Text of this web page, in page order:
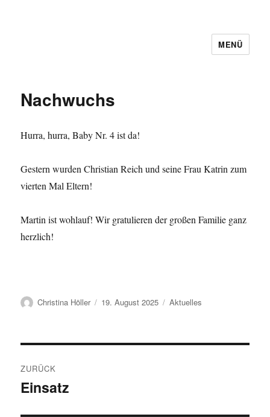
MENÜ
Nachwuchs
Hurra, hurra, Baby Nr. 4 ist da!
Gestern wurden Christian Reich und seine Frau Katrin zum
vierten Mal Eltern!
Martin ist wohlauf! Wir gratulieren der großen Familie ganz
herzlich!
Autor
Christina Höller
Veröffentlicht
19. August 2025 Kategorien
Aktuelles
ZURÜCK
Vorheriger
Einsatz